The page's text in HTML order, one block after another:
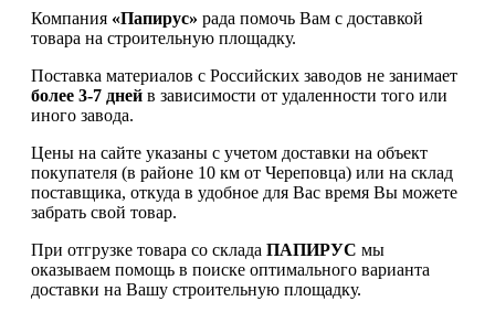
Компания «Папирус» рада помочь Вам с доставкой
товара на строительную площадку.
Поставка материалов с Российских заводов не занимает
более 3-7 дней в зависимости от удаленности того или
иного завода.
Цены на сайте указаны с учетом доставки на объект
покупателя (в районе 10 км от Череповца) или на склад
поставщика, откуда в удобное для Вас время Вы можете
забрать свой товар.
При отгрузке товара со склада ПАПИРУС мы
оказываем помощь в поиске оптимального варианта
доставки на Вашу строительную площадку.